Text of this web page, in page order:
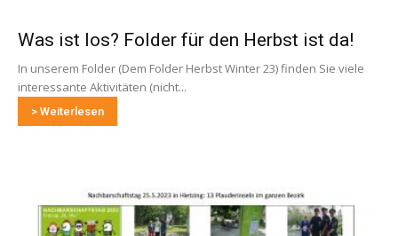
Was ist los? Folder für den Herbst ist da!
In unserem Folder (Dem Folder Herbst Winter 23) finden Sie viele
interessante Aktivitäten (nicht...
> Weiterlesen